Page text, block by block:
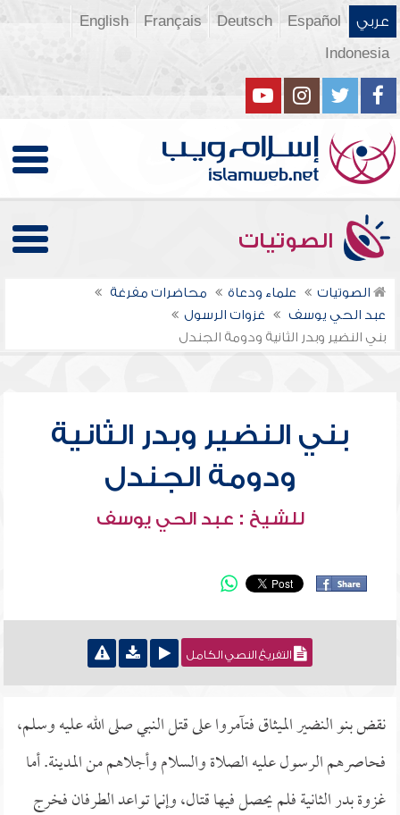
عربي Español
Deutsch
Français
English
Indonesia
الصوتيات
الصوتيات علماء ودعاة
محاضرات مفرغة
عبد الحي يوسف
غزوات الرسول
بني النضير وبدر الثانية ودومة الجندل
بني النضير وبدر الثانية
ودومة الجندل
للشيخ : عبد الحي يوسف
التفريغ النصي الكامل
نقض بنو النضير الميثاق فتآمروا على قتل النبي صلى الله عليه وسلم،
فحاصرهم الرسول عليه الصلاة والسلام وأجلاهم من المدينة. أما
غزوة بدر الثانية فلم يحصل فيها قتال، وإنما تواعد الطرفان فخرج